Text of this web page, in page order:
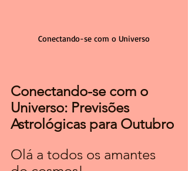
Conectando-se com o Universo
Conectando-se com o
Universo: Previsões
Astrológicas para Outubro
Olá a todos os amantes